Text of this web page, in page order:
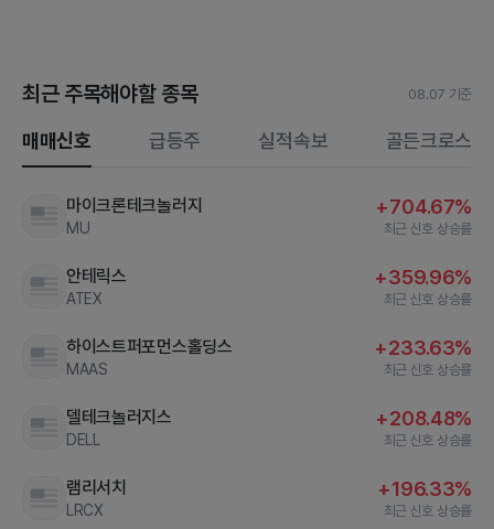
최근 주목해야할 종목
매매신호
08.07 기준
급등주 실적속보 골든크로스
마이크론테크놀러지
MU
+704.67%
최근 신호 상승률
안테릭스
ATEX
+359.96%
최근 신호 상승률
하이스트퍼포먼스홀딩스
MAAS
+233.63%
최근 신호 상승률
델테크놀러지스
DELL
+208.48%
최근 신호 상승률
램리서치
LRCX
+196.33%
최근 신호 상승률